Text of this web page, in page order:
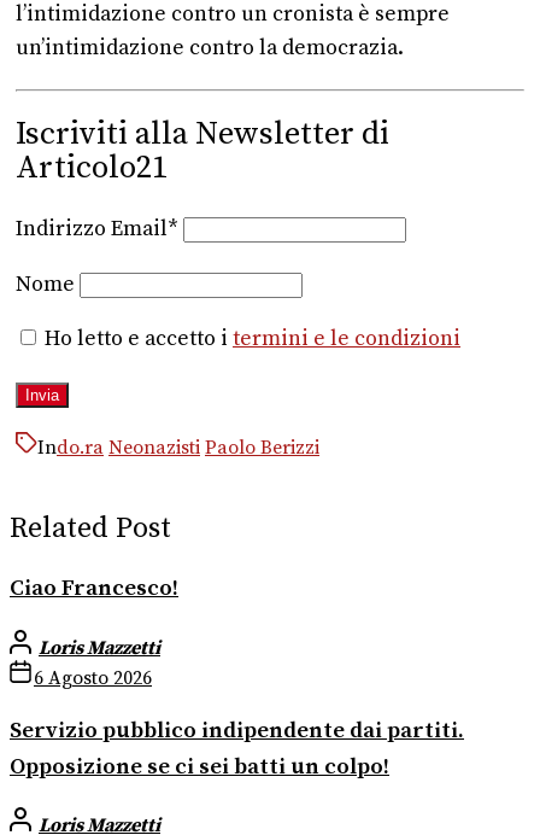
l’intimidazione contro un cronista è sempre
un’intimidazione contro la democrazia.
Iscriviti alla Newsletter di
Articolo21
Indirizzo Email*
Nome
Ho letto e accetto i termini e le condizioni
Indo.ra Neonazisti Paolo Berizzi
Related Post
Ciao Francesco!
Loris Mazzetti
6 Agosto 2026
Servizio pubblico indipendente dai partiti.
Opposizione se ci sei batti un colpo!
Loris Mazzetti